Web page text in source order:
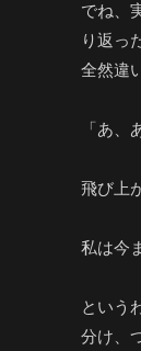
でね、
り返っ
全然違
「あ、
飛び上
私は今
という
分け、